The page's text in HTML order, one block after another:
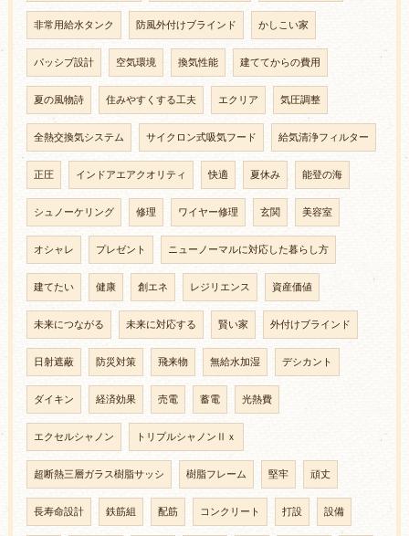
非常用給水タンク 防風外付けブラインド かしこい家
パッシブ設計 空気環境 換気性能 建ててからの費用
夏の風物詩 住みやすくする工夫 エクリア 気圧調整
全熱交換気システム サイクロン式吸気フード 給気清浄フィルター
正圧 インドアエアクオリティ 快適 夏休み 能登の海
シュノーケリング 修理 ワイヤー修理 玄関 美容室
オシャレ プレゼント ニューノーマルに対応した暮らし方
建てたい 健康 創エネ レジリエンス 資産価値
未来につながる 未来に対応する 賢い家 外付けブラインド
日射遮蔽 防災対策 飛来物 無給水加湿 デシカント
ダイキン 経済効果 売電 蓄電 光熱費
エクセルシャノン トリプルシャノンⅡｘ
超断熱三層ガラス樹脂サッシ 樹脂フレーム 堅牢 頑丈
長寿命設計 鉄筋組 配筋 コンクリート 打設 設備